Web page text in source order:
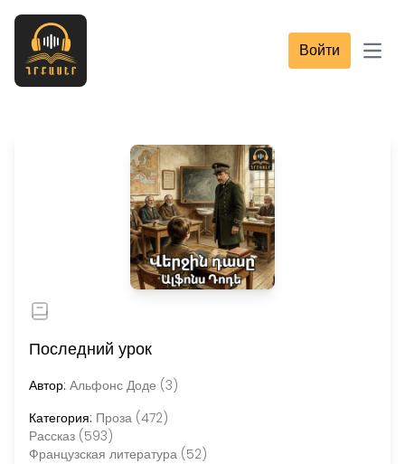
Войти
Последний урок
Автор: Альфонс Доде (3)
Категория: Проза (472)
Рассказ (593)
Французская литература (52)